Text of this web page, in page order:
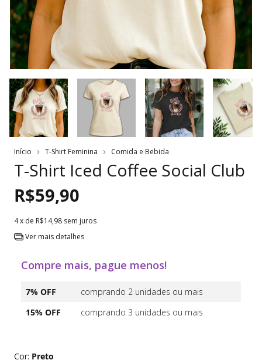
Início T-Shirt Feminina Comida e Bebida
T-Shirt Iced Coffee Social Club
R$59,90
4x de R$14,98 sem juros
Ver mais detalhes
Compre mais, pague menos!
7% OFF
comprando 2 unidades ou mais
15% OFF
comprando 3 unidades ou mais
Cor: Preto